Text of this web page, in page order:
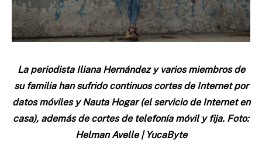
La periodista Iliana Hernández y varios miembros de
su familia han sufrido continuos cortes de Internet por
datos móviles y Nauta Hogar (el servicio de Internet en
casa), además de cortes de telefonía móvil y fija. Foto:
Helman Avelle | YucaByte